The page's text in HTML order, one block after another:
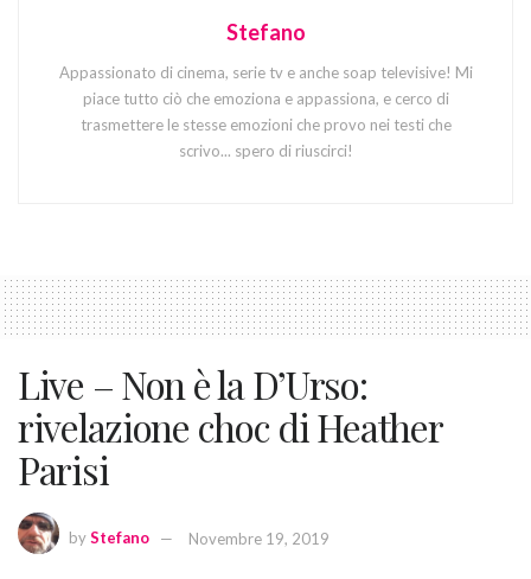
Stefano
Appassionato di cinema, serie tv e anche soap televisive! Mi
piace tutto ciò che emoziona e appassiona, e cerco di
trasmettere le stesse emozioni che provo nei testi che
scrivo... spero di riuscirci!
Live – Non è la D’Urso:
rivelazione choc di Heather
Parisi
byStefano Novembre 19, 2019